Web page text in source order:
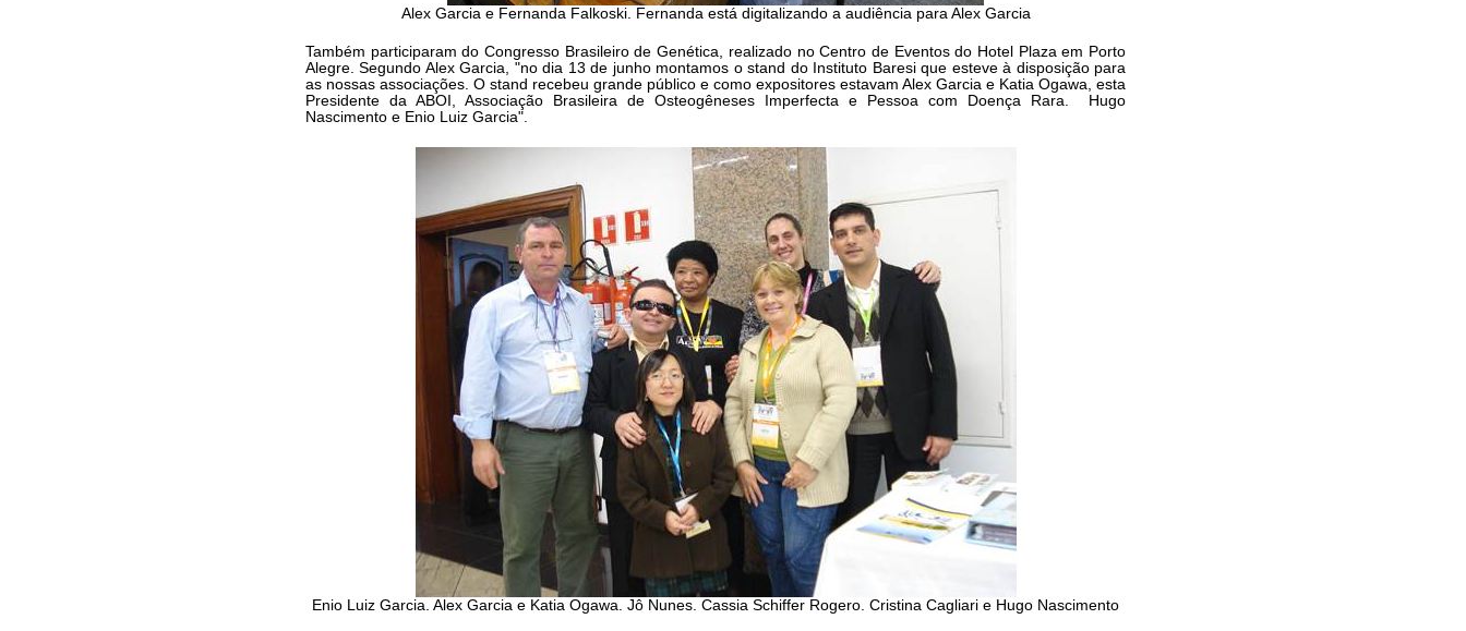
Alex Garcia e Fernanda Falkoski. Fernanda está digitalizando a audiência para Alex Garcia
Também participaram do Congresso Brasileiro de Genética, realizado no Centro de Eventos do Hotel Plaza em Porto
Alegre. Segundo Alex Garcia, "no dia 13 de junho montamos o stand do Instituto Baresi que esteve à disposição para
as nossas associações. O stand recebeu grande público e como expositores estavam Alex Garcia e Katia Ogawa, esta
Presidente da ABOI, Associação Brasileira de Osteogêneses Imperfecta e Pessoa com Doença Rara. Hugo
Nascimento e Enio Luiz Garcia".
Enio Luiz Garcia. Alex Garcia e Katia Ogawa. Jô Nunes. Cassia Schiffer Rogero. Cristina Cagliari e Hugo Nascimento